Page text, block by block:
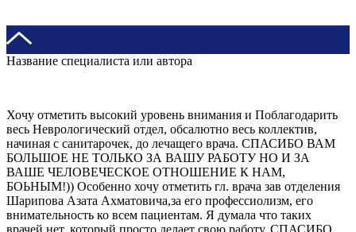
Название специалиста или автора
Хочу отметить высокий уровень внимания и Поблагодарить
весь Неврологический отдел, обсалютно весь коллектив,
начиная с санитарочек, до лечащего врача. СПАСИБО ВАМ
БОЛЬШОЕ НЕ ТОЛЬКО ЗА ВАШУ РАБОТУ НО И ЗА
ВАШЕ ЧЕЛОВЕЧЕСКОЕ ОТНОШЕНИЕ К НАМ,
БОЬНЫМ!)) Особенно хочу отметить гл. врача зав отделения
Шарипова Азата Ахматовича,за его профессиолизм, его
внимательность ко всем пациентам. Я думала что таких
врачей нет, который просто делает свою работу. СПАСИБО